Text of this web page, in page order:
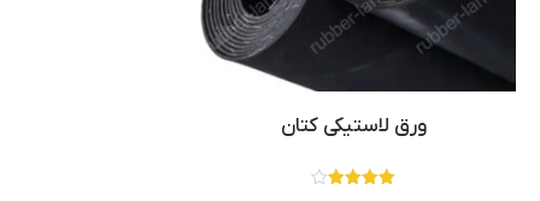
ورق لاستیکی کتان